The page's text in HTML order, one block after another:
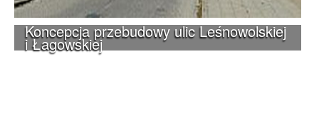
Koncepcja przebudowy ulic Leśnowolskiej
i Łagowskiej